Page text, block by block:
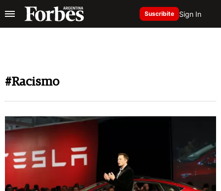
Suscribite Sign In
#Racismo